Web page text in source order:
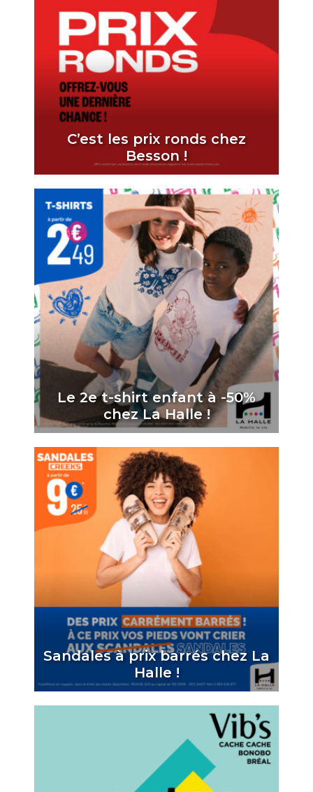
C’est les prix ronds chez
Besson !
Le 2e t-shirt enfant à -50%
chez La Halle !
Sandales à prix barrés chez La
Halle !